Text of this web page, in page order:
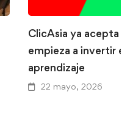
ClicAsia ya acepta
empieza a invertir
aprendizaje
22 mayo, 2026